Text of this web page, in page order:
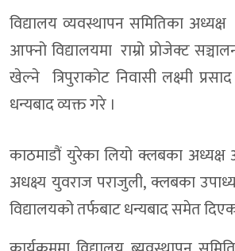
विद्यालय व्यवस्थापन समितिका
आफ्नो विद्यालयमा राम्रो प्रोजेक्ट
खेल्ने त्रिपुराकोट निवासी लक्ष्मी
धन्यबाद व्यक्त गरे ।
काठमाडौं युरेका लियो क्लबका अध्यक्ष
अधक्ष्य युवराज पराजुली, क्लबका
विद्यालयको तर्फबाट धन्यबाद समेत